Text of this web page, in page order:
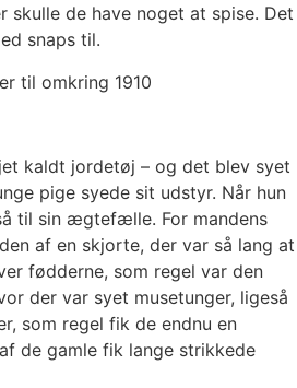
skulle de have noget at spise. Det
snaps til.
til omkring 1910
kaldt jordetøj – og det blev syet
pige syede sit udstyr. Når hun
til sin ægtefælle. For mandens
af en skjorte, der var så lang at
fødderne, som regel var den
der var syet musetunger, ligeså
som regel fik de endnu en
de gamle fik lange strikkede